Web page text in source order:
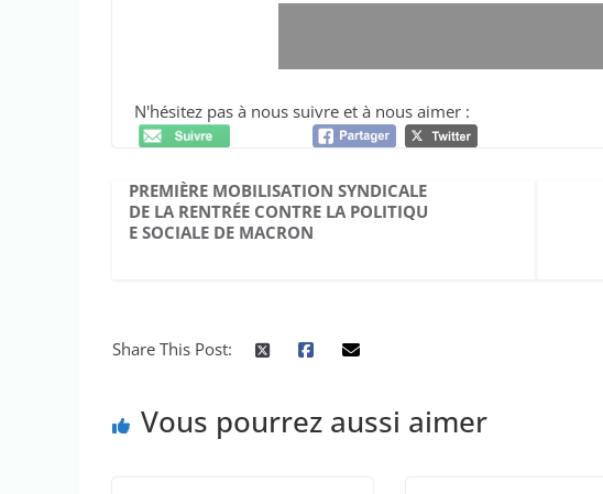
N'hésitez pas à nous suivre et à nous aimer :
PREMIÈRE MOBILISATION SYNDICALE
DE LA RENTRÉE CONTRE LA POLITIQU
E SOCIALE DE MACRON
Share This Post:
Vous pourrez aussi aimer